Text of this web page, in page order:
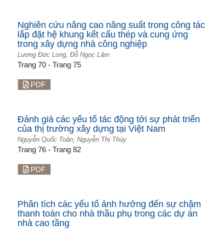
Nghiên cứu nâng cao năng suất trong công tác
lắp đặt hệ khung kết cấu thép và cung ứng
trong xây dựng nhà công nghiệp
Lương Đức Long, Đỗ Ngọc Lâm
Trang 70 - Trang 75
PDF
Đánh giá các yếu tố tác động tới sự phát triển
của thị trường xây dựng tại Việt Nam
Nguyễn Quốc Toản, Nguyễn Thị Thúy
Trang 76 - Trang 82
PDF
Phân tích các yếu tố ảnh hưởng đến sự chậm
thanh toán cho nhà thầu phụ trong các dự án
nhà cao tầng